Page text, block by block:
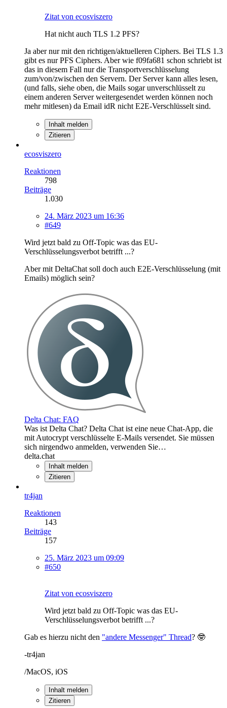
Zitat von ecosviszero
Hat nicht auch TLS 1.2 PFS?
Ja aber nur mit den richtigen/aktuelleren Ciphers. Bei TLS 1.3
gibt es nur PFS Ciphers. Aber wie f09fa681 schon schriebt ist
das in diesem Fall nur die Transportverschlüsselung
zum/von/zwischen den Servern. Der Server kann alles lesen,
(und falls, siehe oben, die Mails sogar unverschlüsselt zu
einem anderen Server weitergesendet werden können noch
mehr mitlesen) da Email idR nicht E2E-Verschlüsselt sind.
Inhalt melden
Zitieren
ecosviszero
Reaktionen
798
Beiträge
1.030
24. März 2023 um 16:36
#649
Wird jetzt bald zu Off-Topic was das EU-
Verschlüsselungsverbot betrifft ...?
Aber mit DeltaChat soll doch auch E2E-Verschlüsselung (mit
Emails) möglich sein?
Delta Chat: FAQ
Was ist Delta Chat? Delta Chat ist eine neue Chat-App, die
mit Autocrypt verschlüsselte E-Mails versendet. Sie müssen
sich nirgendwo anmelden, verwenden Sie…
delta.chat
Inhalt melden
Zitieren
tr4jan
Reaktionen
143
Beiträge
157
25. März 2023 um 09:09
#650
Zitat von ecosviszero
Wird jetzt bald zu Off-Topic was das EU-
Verschlüsselungsverbot betrifft ...?
Gab es hierzu nicht den "andere Messenger" Thread? 🤓
-tr4jan
/MacOS, iOS
Inhalt melden
Zitieren